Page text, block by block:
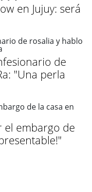
en Jujuy: será
de
"Una perla
embargo de